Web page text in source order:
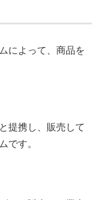
によって、商品を
提携し、販売して
です。